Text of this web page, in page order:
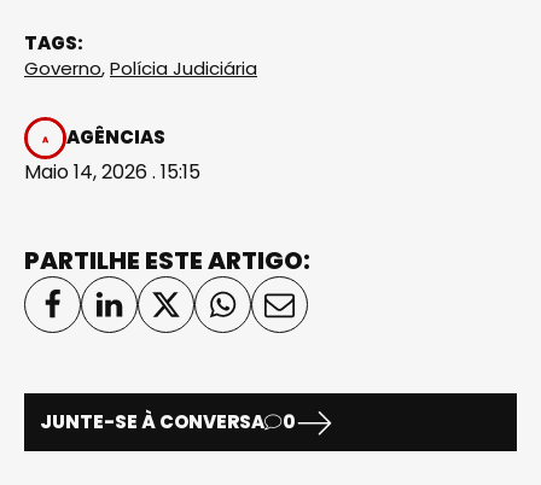
TAGS:
Governo,Polícia Judiciária
AGÊNCIAS
Maio 14, 2026 . 15:15
PARTILHE ESTE ARTIGO:
JUNTE-SE À CONVERSA 0